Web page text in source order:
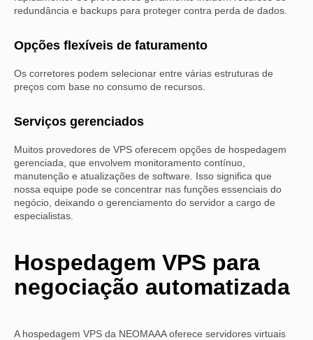
redundância e backups para proteger contra perda de dados.
Opções flexíveis de faturamento
Os corretores podem selecionar entre várias estruturas de
preços com base no consumo de recursos.
Serviços gerenciados
Muitos provedores de VPS oferecem opções de hospedagem
gerenciada, que envolvem monitoramento contínuo,
manutenção e atualizações de software. Isso significa que
nossa equipe pode se concentrar nas funções essenciais do
negócio, deixando o gerenciamento do servidor a cargo de
especialistas.
Hospedagem VPS para
negociação automatizada
A hospedagem VPS da NEOMAAA oferece servidores virtuais